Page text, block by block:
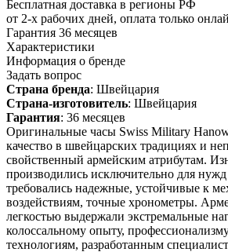
Бесплатная доставка в регионы РФ
от 2-х рабочих дней, оплата только
Гарантия 36 месяцев
Характеристики
Информация о бренде
Задать вопрос
Страна бренда: Швейцария
Страна-изготовитель: Швейцария
Гарантия: 36 месяцев
Оригинальные часы Swiss Military
качество в швейцарских традициях и
свойственный армейским атрибутам.
производились исключительно для
требовались надежные, устойчивые к
воздействиям, точные хронометры.
легкостью выдержали экстремальные
колоссальному опыту,
технологиям, разработанным